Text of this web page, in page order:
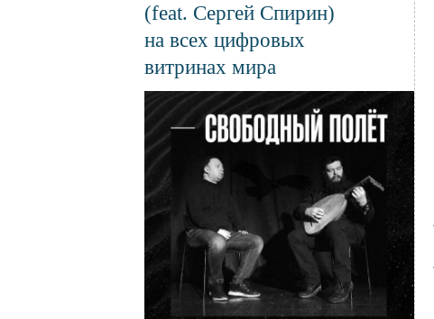
(feat. Сергей Спирин)
на всех цифровых
витринах мира
Файл
изображения